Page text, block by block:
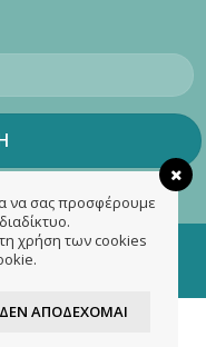
by
να σας προσφέρουμε
χρήση των cookies
ΔΕΝ ΑΠΟΔΈΧΟΜΑΙ